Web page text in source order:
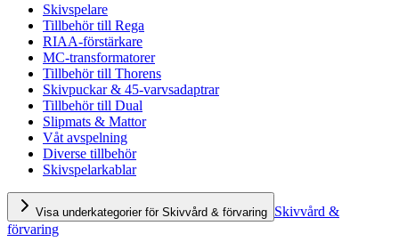
Skivspelare
Tillbehör till Rega
RIAA-förstärkare
MC-transformatorer
Tillbehör till Thorens
Skivpuckar & 45-varvsadaptrar
Tillbehör till Dual
Slipmats & Mattor
Våt avspelning
Diverse tillbehör
Skivspelarkablar
Visa underkategorier för Skivvård & förvaring Skivvård &
förvaring